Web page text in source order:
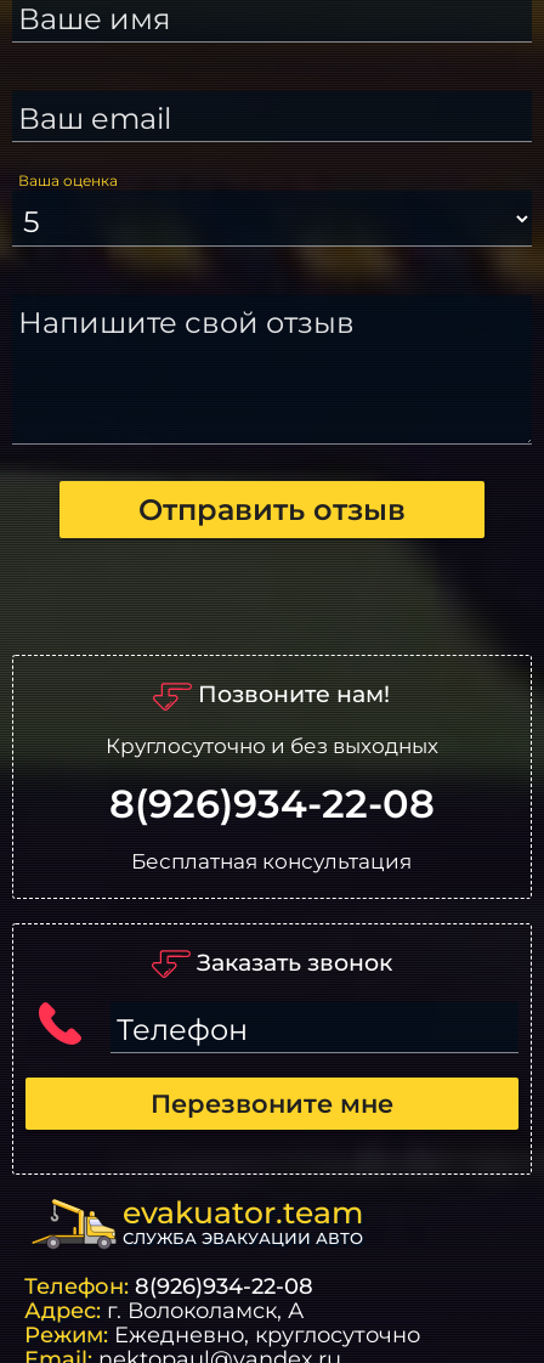
Ваше имя
Ваш email
Ваша оценка
Напишите свой отзыв
Отправить отзыв
Позвоните нам!
Круглосуточно и без выходных
8(926)934-22-08
Бесплатная консультация
Заказать звонок
Телефон
Перезвоните мне
evakuator.team
СЛУЖБА ЭВАКУАЦИИ АВТО
Телефон: 8(926)934-22-08
Адрес: г. Волоколамск, А
Режим: Ежедневно, круглосуточно